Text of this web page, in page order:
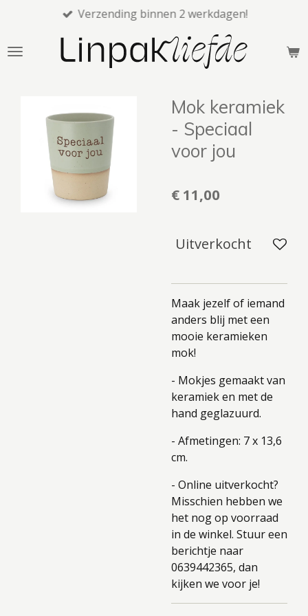
naar
Verzending binnen 2 werkdagen!
Mok keramiek
- Speciaal
voor jou
€ 11,00
Uitverkocht
Maak jezelf of iemand
anders blij met een
mooie keramieken
mok!
- Mokjes gemaakt van
keramiek en met de
hand geglazuurd.
- Afmetingen: 7 x 13,6
cm.
- Online uitverkocht?
Misschien hebben we
het nog op voorraad
in de winkel. Stuur een
berichtje naar
0639442365, dan
kijken we voor je!